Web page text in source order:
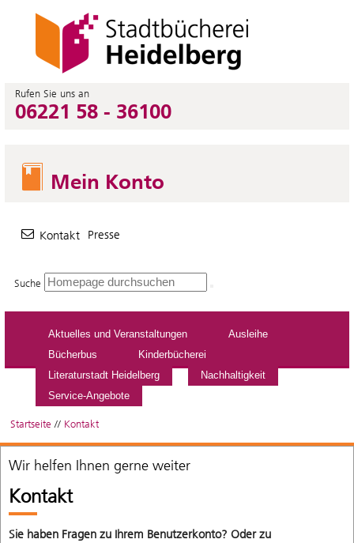
Rufen Sie uns an
06221 58 - 36100
Mein Konto
Kontakt Presse
Suche
Aktuelles und Veranstaltungen
Ausleihe
Bücherbus
Kinderbücherei
Literaturstadt Heidelberg
Nachhaltigkeit
Service-Angebote
Startseite // Kontakt
Wir helfen Ihnen gerne weiter
Kontakt
Sie haben Fragen zu Ihrem Benutzerkonto? Oder zu